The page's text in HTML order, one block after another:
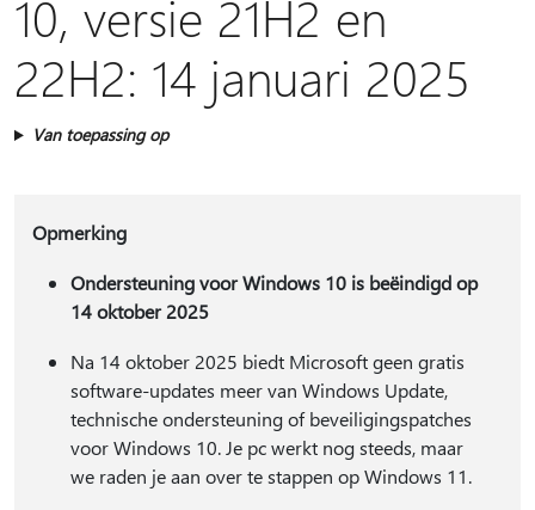
10, versie 21H2 en
22H2: 14 januari 2025
Van toepassing op
Opmerking
Ondersteuning voor Windows 10 is beëindigd op
14 oktober 2025
Na 14 oktober 2025 biedt Microsoft geen gratis
software-updates meer van Windows Update,
technische ondersteuning of beveiligingspatches
voor Windows 10. Je pc werkt nog steeds, maar
we raden je aan over te stappen op Windows 11.